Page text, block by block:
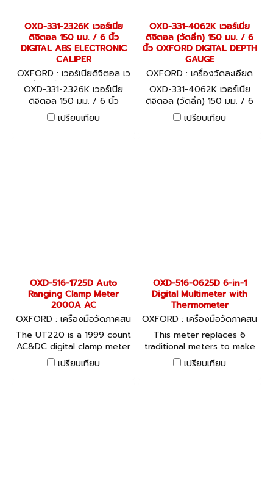
OXD-331-2326K เวอร์เนีย
ดิจิตอล 150 มม. / 6 นิ้ว
DIGITAL ABS ELECTRONIC
CALIPER
OXFORD : เวอร์เนียดิจิตอล เว
อร์เนีย ไดอัลเกจ OXD-331-23
26K
OXD-331-2326K เวอร์เนีย
ดิจิตอล 150 มม. / 6 นิ้ว
OXFORD DIGITAL ABS
ELECTRONIC CALIPER
เปรียบเทียบ
OXD-331-4062K เวอร์เนีย
ดิจิตอล (วัดลึก) 150 มม. / 6
นิ้ว OXFORD DIGITAL DEPTH
GAUGE
OXFORD : เครื่องวัดละเอียด
OXD-331-4062K
OXD-331-4062K เวอร์เนีย
ดิจิตอล (วัดลึก) 150 มม. / 6
นิ้ว OXFORD DIGITAL DEPTH
GAUGE
เปรียบเทียบ
OXD-516-1725D Auto
Ranging Clamp Meter
2000A AC
OXFORD : เครื่องมือวัดภาคสน
าม OXD-516-1725D
The UT220 is a 1999 count
AC&DC digital clamp meter
that can ensure stable
performance, higher
เปรียบเทียบ
OXD-516-0625D 6-in-1
Digital Multimeter with
Thermometer
OXFORD : เครื่องมือวัดภาคสน
าม OXD-516-0625D
This meter replaces 6
traditional meters to make
your work simpler and more
efficient. This newly
เปรียบเทียบ